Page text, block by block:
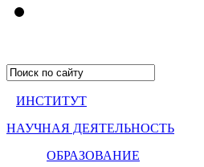
ИНСТИТУТ
НАУЧНАЯ ДЕЯТЕЛЬНОСТЬ
ОБРАЗОВАНИЕ